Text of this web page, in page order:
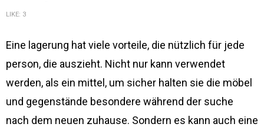
LIKE: 3
Eine lagerung hat viele vorteile, die nützlich für jede
person, die auszieht. Nicht nur kann verwendet
werden, als ein mittel, um sicher halten sie die möbel
und gegenstände besondere während der suche
nach dem neuen zuhause. Sondern es kann auch eine